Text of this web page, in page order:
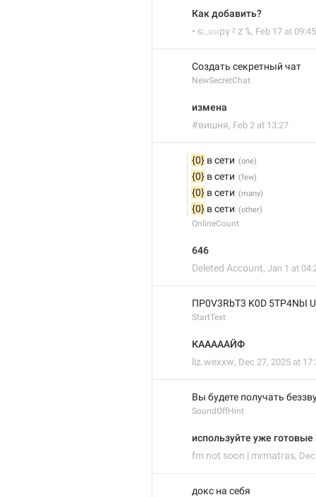
Как добавить?
• 𐍃꤈ꤕꤕργ ᶻ 𝗓 𐰁, Feb 17 at 09:45
Создать секретный чат
NewSecretChat
измена
#вишня, Feb 2 at 13:27
{0} в сети
{0} в сети
{0} в сети
{0} в сети
OnlineCount
646
Deleted Account, Jan 1 at
ПP0V3RbT3 K0D 5TP4NbI
StartText
КАААААЙФ
liz.wexxw, Dec 27, 2025 at
Вы будете получать
SoundOffHint
используйте уже
fm not soon | mrmatras,
докс на себя